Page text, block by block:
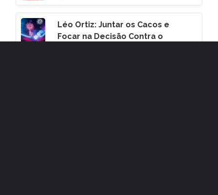
Léo Ortiz: Juntar os Cacos e
Focar na Decisão Contra o